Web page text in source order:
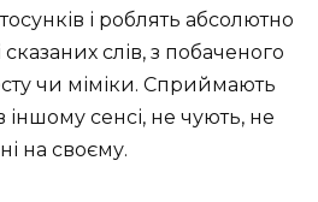
і роблять абсолютно
слів, з побаченого
чи міміки. Сприймають
іншому сенсі, не чують, не
на своєму.